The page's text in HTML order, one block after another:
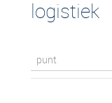
logistiek
punt